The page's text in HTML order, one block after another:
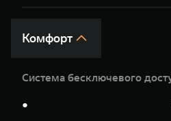
Комфорт
Система бесключевого
●